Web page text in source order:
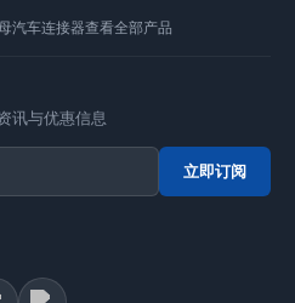
汽车连接器查看全部产品
讯与优惠信息
立即订阅